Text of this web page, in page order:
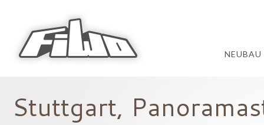
NEUBAU
Stuttgart,